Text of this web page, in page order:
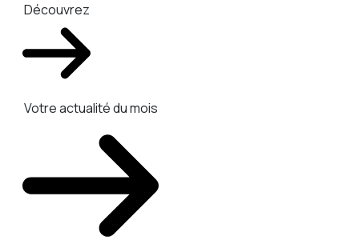
Découvrez
Votre actualité du mois